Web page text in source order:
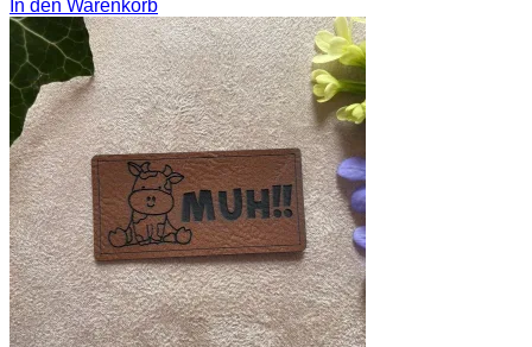
In den Warenkorb